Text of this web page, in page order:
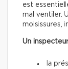
est
mal ventiler.
moisissures,
Un
la